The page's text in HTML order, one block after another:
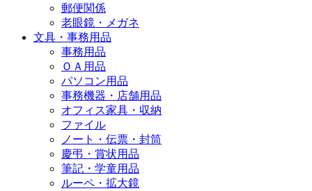
郵便関係
老眼鏡・メガネ
文具・事務用品
事務用品
ＯＡ用品
パソコン用品
事務機器・店舗用品
オフィス家具・収納
ファイル
ノート・伝票・封筒
慶弔・賞状用品
筆記・学童用品
ルーペ・拡大鏡